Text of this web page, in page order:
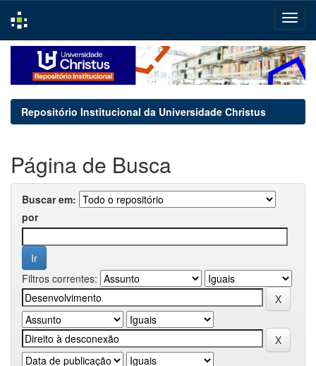
navigation
Repositório Institucional da Universidade Christus
Página de Busca
Buscar em:
por
Filtros correntes: